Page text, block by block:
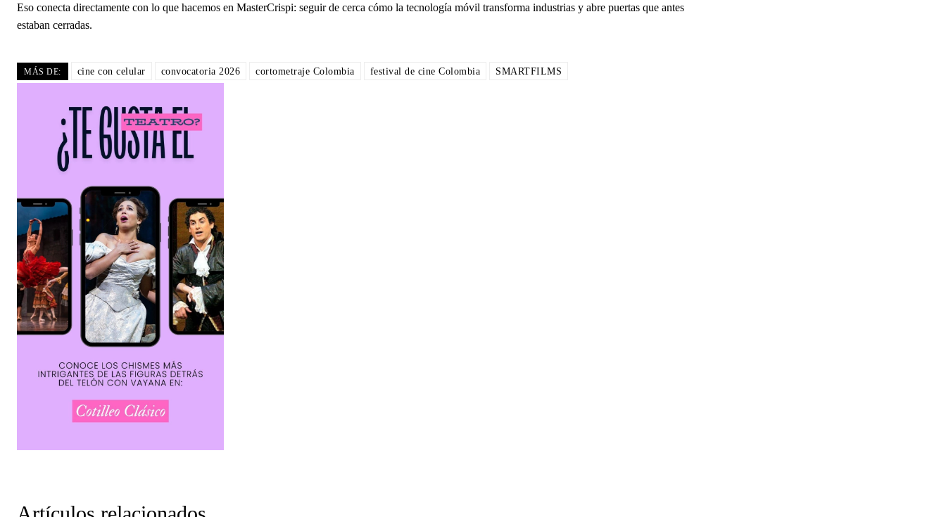
Eso conecta directamente con lo que hacemos en MasterCrispi: seguir de cerca cómo la tecnología móvil transforma industrias y abre puertas que antes
estaban cerradas.
MÁS DE: cine con celular convocatoria 2026 cortometraje Colombia festival de cine Colombia SMARTFILMS